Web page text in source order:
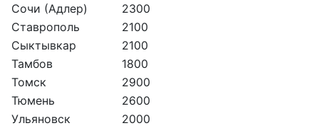
Сочи (Адлер)
2300
Ставрополь
2100
Сыктывкар
2100
Тамбов
1800
Томск
2900
Тюмень
2600
Ульяновск
2000